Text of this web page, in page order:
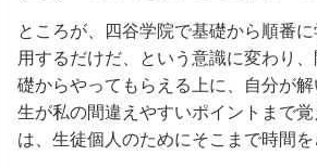
ところが、四谷学院で基礎から順番
用するだけだ、という意識に変わり
礎からやってもらえる上に、自分が
生が私の間違えやすいポイントまで
は、生徒個人のためにそこまで時間